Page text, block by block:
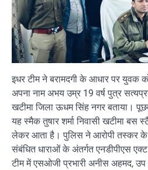
इधर टीम ने बरामदगी के आधार पर युवक
अपना नाम अभय उम्र 19 वर्ष पुत्र
खटीमा जिला ऊधम सिंह नगर बताया।
यह स्मैक तुषार शर्मा निवासी खटीमा
लेकर आता है। पुलिस ने आरोपी तस्कर के
संबंधित धाराओं के अंतर्गत एनडीपीएस
टीम में एसओजी प्रभारी अनीस अहमद, उप